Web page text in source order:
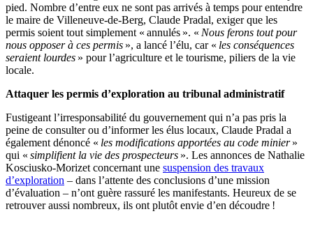
pied. Nombre d’entre eux ne sont pas arrivés à temps pour entendre
le maire de Villeneuve-de-Berg, Claude Pradal, exiger que les
permis soient tout simplement « annulés ». « Nous ferons tout pour
nous opposer à ces permis », a lancé l’élu, car « les conséquences
seraient lourdes » pour l’agriculture et le tourisme, piliers de la vie
locale.
Attaquer les permis d’exploration au tribunal administratif
Fustigeant l’irresponsabilité du gouvernement qui n’a pas pris la
peine de consulter ou d’informer les élus locaux, Claude Pradal a
également dénoncé « les modifications apportées au code minier»
qui « simplifient la vie des prospecteurs ». Les annonces de Nathalie
Kosciusko-Morizet concernant une suspension des travaux
d’exploration – dans l’attente des conclusions d’une mission
d’évaluation – n’ont guère rassuré les manifestants. Heureux de se
retrouver aussi nombreux, ils ont plutôt envie d’en découdre !